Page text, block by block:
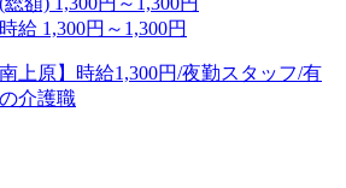
給 1,300円～1,300円
上原】時給1,300円/夜勤スタッフ/有
介護職